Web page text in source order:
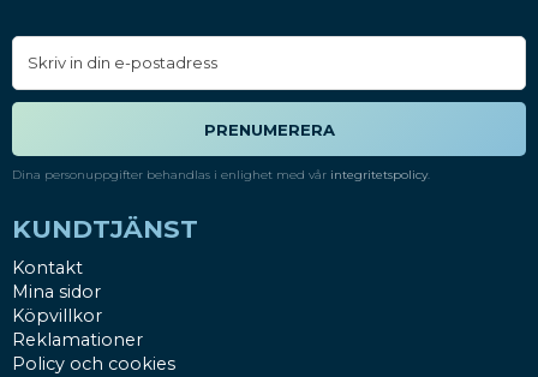
PRENUMERERA
Dina personuppgifter behandlas i enlighet med vår integritetspolicy.
KUNDTJÄNST
Kontakt
Mina sidor
Köpvillkor
Reklamationer
Policy och cookies